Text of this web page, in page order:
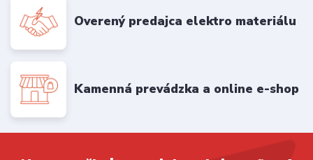
Overený predajca elektro materiálu
Kamenná prevádzka a online e-shop